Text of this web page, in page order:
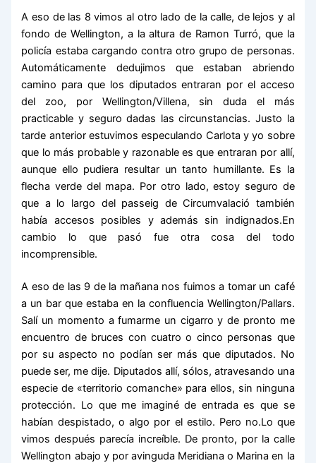
A eso de las 8 vimos al otro lado de la calle, de lejos y al
fondo de Wellington, a la altura de Ramon Turró, que la
policía estaba cargando contra otro grupo de personas.
Automáticamente dedujimos que estaban abriendo
camino para que los diputados entraran por el acceso
del zoo, por Wellington/Villena, sin duda el más
practicable y seguro dadas las circunstancias. Justo la
tarde anterior estuvimos especulando Carlota y yo sobre
que lo más probable y razonable es que entraran por allí,
aunque ello pudiera resultar un tanto humillante. Es la
flecha verde del mapa. Por otro lado, estoy seguro de
que a lo largo del passeig de Circumvalació también
había accesos posibles y además sin indignados.En
cambio lo que pasó fue otra cosa del todo
incomprensible.
A eso de las 9 de la mañana nos fuimos a tomar un café
a un bar que estaba en la confluencia Wellington/Pallars.
Salí un momento a fumarme un cigarro y de pronto me
encuentro de bruces con cuatro o cinco personas que
por su aspecto no podían ser más que diputados. No
puede ser, me dije. Diputados allí, sólos, atravesando una
especie de «territorio comanche» para ellos, sin ninguna
protección. Lo que me imaginé de entrada es que se
habían despistado, o algo por el estilo. Pero no.Lo que
vimos después parecía increíble. De pronto, por la calle
Wellington abajo y por avinguda Meridiana o Marina en la